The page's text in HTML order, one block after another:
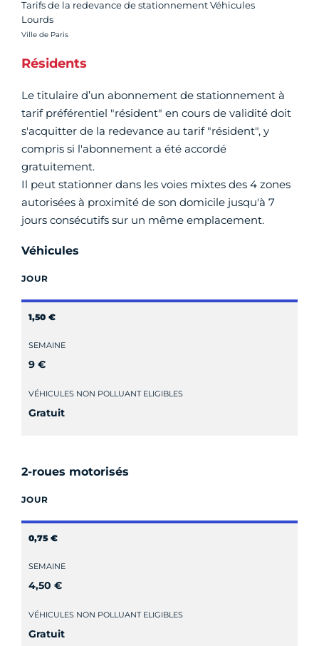
Tarifs de la redevance de stationnement Véhicules
Lourds
Crédit photo :
Ville de Paris
Résidents
Le titulaire d’un abonnement de stationnement à
tarif préférentiel "résident" en cours de validité doit
s'acquitter de la redevance au tarif "résident", y
compris si l'abonnement a été accordé
gratuitement.
Il peut stationner dans les voies mixtes des 4 zones
autorisées à proximité de son domicile jusqu'à 7
jours consécutifs sur un même emplacement.
Véhicules
JOUR
1,50 €
SEMAINE
9 €
VÉHICULES NON POLLUANT ELIGIBLES
Gratuit
2-roues motorisés
JOUR
0,75 €
SEMAINE
4,50 €
VÉHICULES NON POLLUANT ELIGIBLES
Gratuit